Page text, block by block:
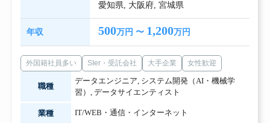
愛知県, 大阪府,宮城県
年収 500万円 〜 1,200万円
外国籍社員多い SIer・受託会社 大手企業 女性歓迎
職種
データエンジニア, システム開発（AI・機械学
習） , データサイエンティスト
業種 IT/WEB・通信・インターネット